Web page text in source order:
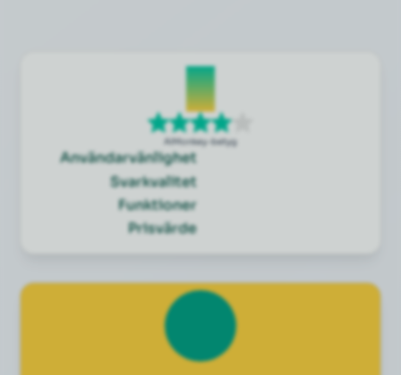
4
AIMonkey-betyg
Användarvänlighet
Svarkvalitet
Funktioner
Prisvärde